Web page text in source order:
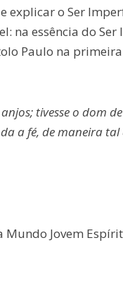
explicar o Ser
na essência do
Paulo na
tivesse o dom
a fé, de maneira
Jovem